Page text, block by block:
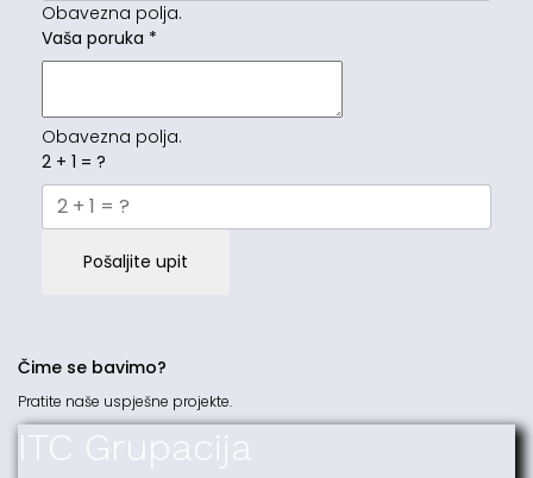
Obavezna polja.
Vaša poruka *
Obavezna polja.
2 + 1 = ?
Pošaljite upit
Čime se bavimo?
Pratite naše uspješne projekte.
ITC Grupacija